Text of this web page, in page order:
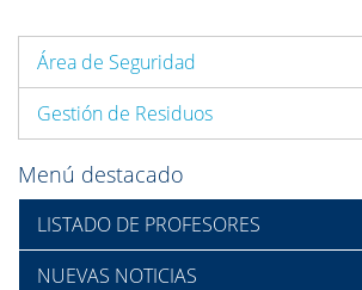
Área de Seguridad
Gestión de Residuos
Menú destacado
LISTADO DE PROFESORES
NUEVAS NOTICIAS